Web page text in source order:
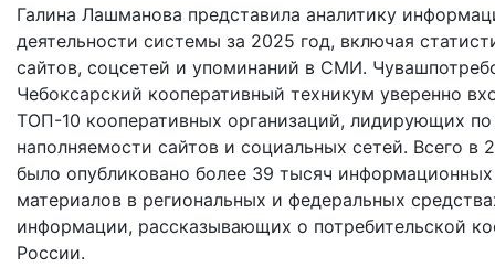
Галина Лашманова представила аналитику
деятельности системы за 2025 год, включая
сайтов, соцсетей и упоминаний в СМИ.
Чебоксарский кооперативный техникум уверенно
ТОП-10 кооперативных организаций, лидирующих по
наполняемости сайтов и социальных сетей. Всего в
было опубликовано более 39 тысяч информационных
материалов в региональных и федеральных
информации, рассказывающих о потребительской
России.